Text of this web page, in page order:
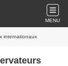
MENU
internationaux